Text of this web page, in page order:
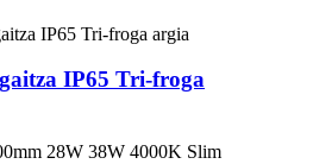
IP65 Tri-froga